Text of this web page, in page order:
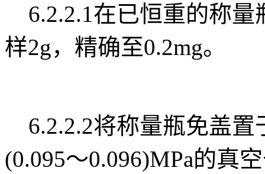
6.2.2.1在已恒重的称量
样2g，精确至0.2mg。
6.2.2.2将称量瓶免盖
(0.095～0.096)MPa的真